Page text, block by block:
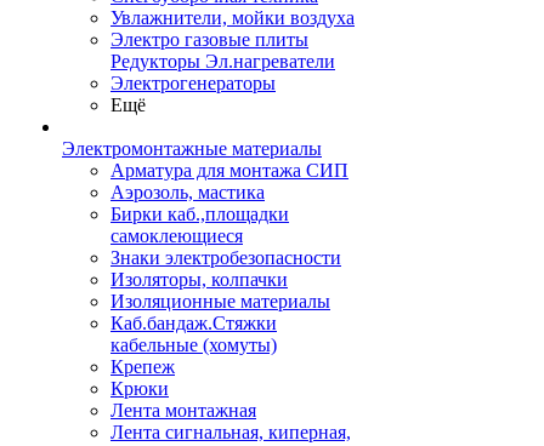
Увлажнители, мойки воздуха
Электро газовые плиты
Редукторы Эл.нагреватели
Электрогенераторы
Ещё
Электромонтажные материалы
Арматура для монтажа СИП
Аэрозоль, мастика
Бирки каб.,площадки
самоклеющиеся
Знаки электробезопасности
Изоляторы, колпачки
Изоляционные материалы
Каб.бандаж.Стяжки
кабельные (хомуты)
Крепеж
Крюки
Лента монтажная
Лента сигнальная, киперная,